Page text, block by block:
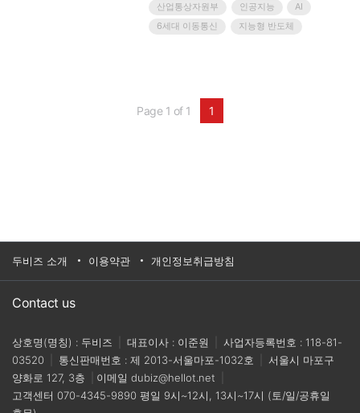
산업통상자원부 인공지능
AI
6세대 이동통신
지능형 반도체
Page 1 of 1 1
두비즈 소개 이용약관 개인정보취급방침
Contact us
상호명(명칭) : 두비즈 대표이사 : 이준원
사업자등록번호 : 118-81-
03520
통신판매번호 : 제 2013-서울마포-1032호
서울시 마포구
양화로 127, 3층
이메일 dubiz@hellot.net
고객센터 070-4345-9890 평일 9시~12시, 13시~17시 (토/일/공휴일